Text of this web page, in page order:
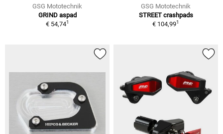
GSG Mototechnik
GRIND aspad
€ 54,741
GSG Mototechnik
STREET crashpads
€ 104,991